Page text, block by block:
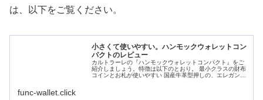
は、以下をご覧ください。
小さくて使いやすい。ハンモックウォレットコン
パクトのレビュー
カルトラーレの『ハンモックウォレットコンパクト』をご
紹介しましょう。特徴は以下のとおり。 最小クラスの財布
コインとお札が使いやすい 国産牛革型押しの、エレガント
func-wallet.click